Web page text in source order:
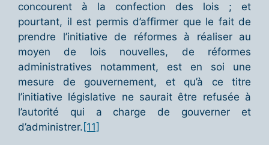
concourent à la confection des lois ; et
pourtant, il est permis d’affirmer que le fait de
prendre l’initiative de réformes à réaliser au
moyen de lois nouvelles, de réformes
administratives notamment, est en soi une
mesure de gouvernement, et qu’à ce titre
l’initiative législative ne saurait être refusée à
l’autorité qui a charge de gouverner et
d’administrer. [11]